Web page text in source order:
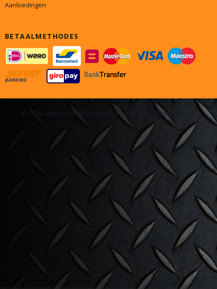
Aanbiedingen
BETAALMETHODES
© 2026 www.onderdelen4x4.nl - Powered by Shoppagina.nl